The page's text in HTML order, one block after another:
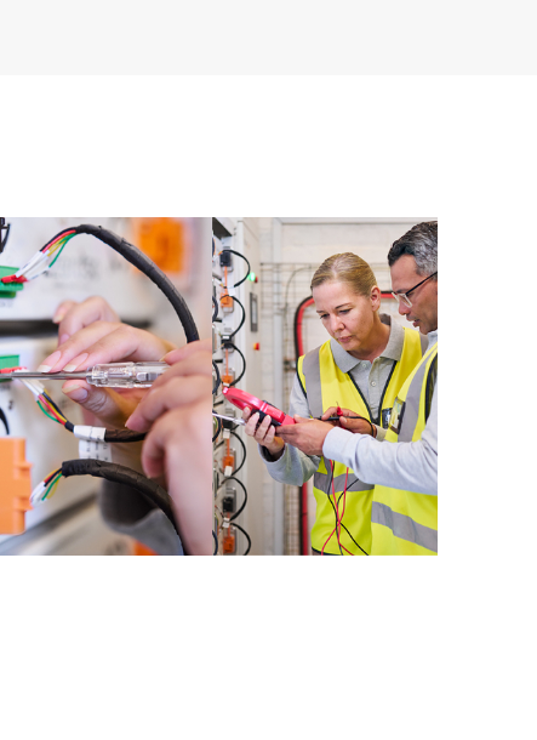
selecionados. O serviço HPE Tech Care
a alcançar a excelência operacional e a